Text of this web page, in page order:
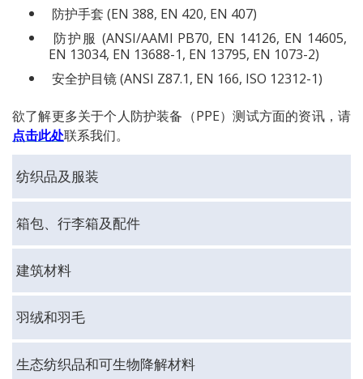
防护手套 (EN 388, EN 420, EN 407)
防护服 (ANSI/AAMI PB70, EN 14126, EN 14605,
EN 13034, EN 13688-1, EN 13795, EN 1073-2)
安全护目镜 (ANSI Z87.1, EN 166, ISO 12312-1)
欲了解更多关于个人防护装备（PPE）测试方面的资讯，请
点击此处联系我们。
纺织品及服装
箱包、行李箱及配件
建筑材料
羽绒和羽毛
生态纺织品和可生物降解材料